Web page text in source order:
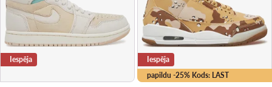
Iespēja
papildu -25% Kods: LAST
Iespēja